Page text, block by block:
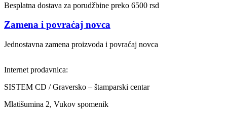
Besplatna dostava za porudžbine preko 6500 rsd
Zamena i povraćaj novca
Jednostavna zamena proizvoda i povraćaj novca
Internet prodavnica:
SISTEM CD / Graversko – štamparski centar
Mlatišumina 2, Vukov spomenik